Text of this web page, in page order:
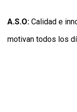
A.S.O: Calidad e
motivan todos los